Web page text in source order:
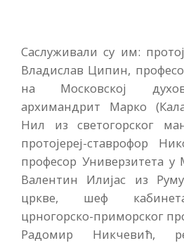
Саслуживали су им:
Владислав Ципин,
на Московској
архимандрит Марко
Нил из светогорског
протојереј-ставрофор
професор Универзитета у
Валeнтин Илијас из
цркве, шеф
црногорско-приморског
Радомир Никчевић,